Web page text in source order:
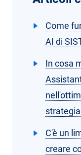
Come
AI di
In cosa
strategia
C'è un
creare